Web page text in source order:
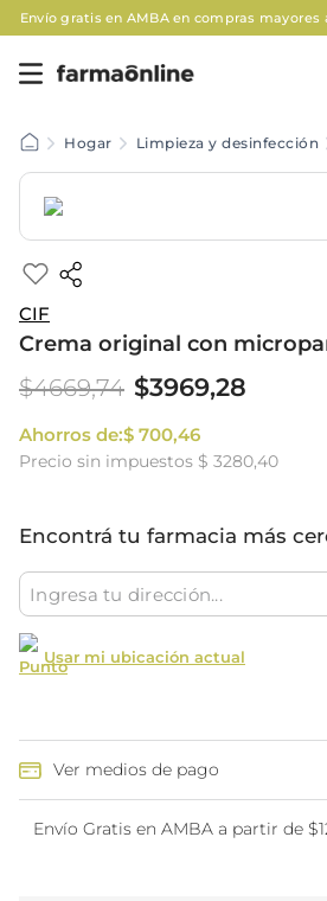
Envío gratis en AMBA en compras mayores
Hogar Limpieza y desinfección
CIF
Crema original con
$4669,74 $3969,28
Ahorros de:$ 700,46
Precio sin impuestos $ 3280,40
Encontrá tu farmacia más
Usar mi ubicación actual
Ver medios de pago
Envío Gratis en AMBA a partir de